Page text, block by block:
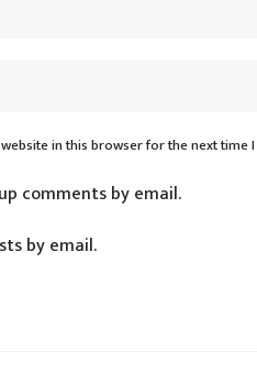
in this browser for the next time
comments by email.
by email.